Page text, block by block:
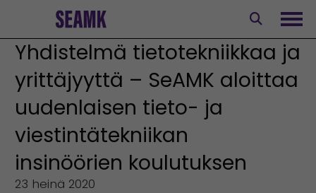
Yhdistelmä tietotekniikkaa ja
yrittäjyyttä – SeAMK aloittaa
uudenlaisen tieto- ja
viestintätekniikan
insinöörien koulutuksen
23 heinä 2020